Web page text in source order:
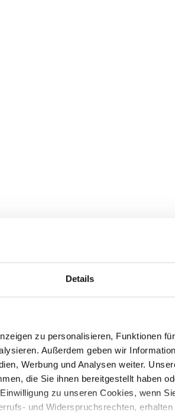
Details
zu personalisieren, Funktionen
Außerdem geben wir
Werbung und Analysen weiter.
die Sie ihnen bereitgestellt haben
zu unseren Cookies, wenn
und Widerspruchsrechten, erhalten